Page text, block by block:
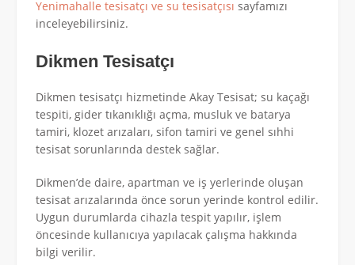
Yenimahalle tesisatçı ve su tesisatçısı sayfamızı
inceleyebilirsiniz.
Dikmen Tesisatçı
Dikmen tesisatçı hizmetinde Akay Tesisat; su kaçağı
tespiti, gider tıkanıklığı açma, musluk ve batarya
tamiri, klozet arızaları, sifon tamiri ve genel sıhhi
tesisat sorunlarında destek sağlar.
Dikmen’de daire, apartman ve iş yerlerinde oluşan
tesisat arızalarında önce sorun yerinde kontrol edilir.
Uygun durumlarda cihazla tespit yapılır, işlem
öncesinde kullanıcıya yapılacak çalışma hakkında
bilgi verilir.